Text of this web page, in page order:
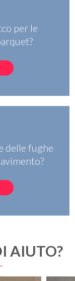
per le
delle fughe
AIUTO?